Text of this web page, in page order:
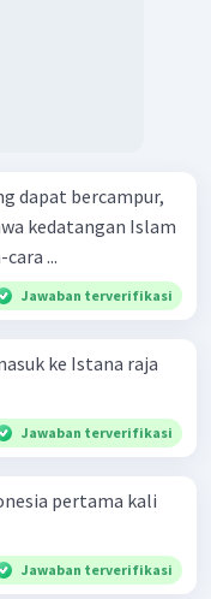
dapat bercampur,
kedatangan Islam
...
Jawaban terverifikasi
ke Istana raja
Jawaban terverifikasi
pertama kali
Jawaban terverifikasi